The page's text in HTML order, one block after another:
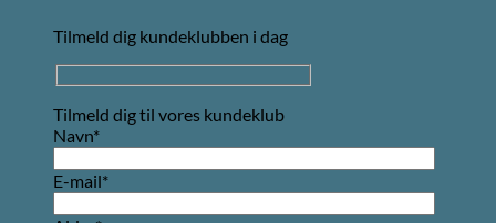
Tilmeld dig kundeklubben i dag
Tilmeld dig til vores kundeklub
Navn*
E-mail*